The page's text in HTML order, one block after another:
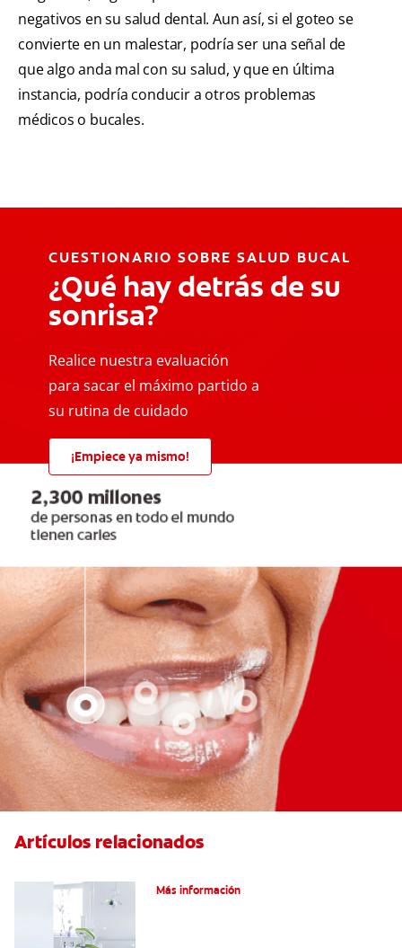
negativos en su salud dental. Aun así, si el goteo se
convierte en un malestar, podría ser una señal de
que algo anda mal con su salud, y que en última
instancia, podría conducir a otros problemas
médicos o bucales.
CUESTIONARIO SOBRE SALUD BUCAL
¿Qué hay detrás de su
sonrisa?
Realice nuestra evaluación
para sacar el máximo partido a
su rutina de cuidado
¡Empiece ya mismo!
Artículos relacionados
Más información